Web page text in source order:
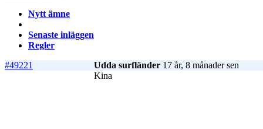
Nytt ämne
Senaste inläggen
Regler
#49221
Udda surfländer 17 år, 8 månader sen
Kina